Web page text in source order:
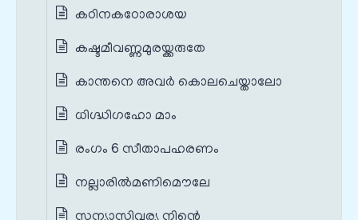
കഠിനകഠോരാശയ
കഷ്ടമീവണ്ണമുരയ്ക്കരുതേ
കാന്തനെ അവര്‍ കൊലചെയ്താലോ
ധിഗ്ദ്ധിഗഹോ മാം
രംഗം 6 സീതാപഹരണം
നല്ലാരില്‍മണിമൌലേ